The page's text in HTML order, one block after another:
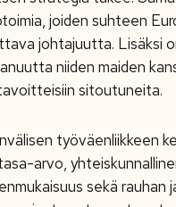
joiden suhteen
johtajuutta. Lisäksi
niiden maiden
sitoutuneita.
työväenliikkeen
arvo,
sekä rauhan